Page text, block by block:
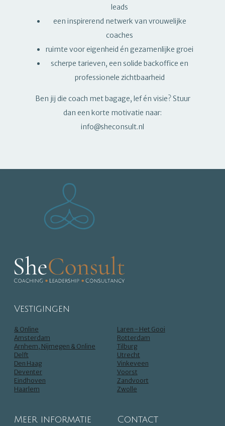
leads
een inspirerend netwerk van vrouwelijke
coaches
ruimte voor eigenheid én gezamenlijke groei
scherpe tarieven, een solide backoffice en
professionele zichtbaarheid
Ben jij die coach met bagage, lef én visie? Stuur
dan een korte motivatie naar:
info@sheconsult.nl
Vestigingen
& Online
Amsterdam
Arnhem, Nijmegen & Online
Delft
Den Haag
Deventer
Eindhoven
Haarlem
Laren - Het Gooi
Rotterdam
Tilburg
Utrecht
Vinkeveen
Voorst
Zandvoort
Zwolle
Meer informatie Contact